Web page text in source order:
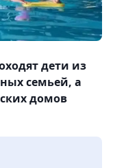
дети из
семьей, а
домов